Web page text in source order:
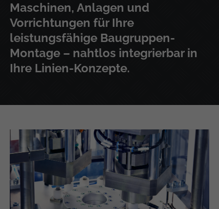
Maschinen, Anlagen und
Vorrichtungen für Ihre
leistungsfähige Baugruppen-
Montage – nahtlos integrierbar in
Ihre Linien-Konzepte.